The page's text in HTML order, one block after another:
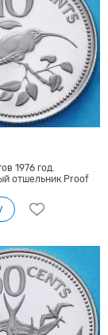
1976 год.
отшельник Proof